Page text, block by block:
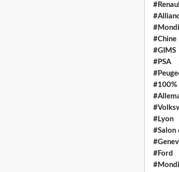
#Chine
#GIMS
#PSA
#100%
#Lyon
#Salon
#Ford